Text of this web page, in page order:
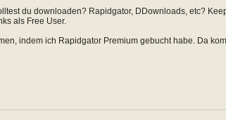
du downloaden? Rapidgator, DDownloads, etc?
als Free User.
indem ich Rapidgator Premium gebucht habe. Da